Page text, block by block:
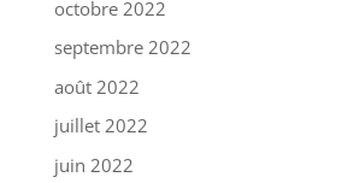
octobre 2022
septembre 2022
août 2022
juillet 2022
juin 2022